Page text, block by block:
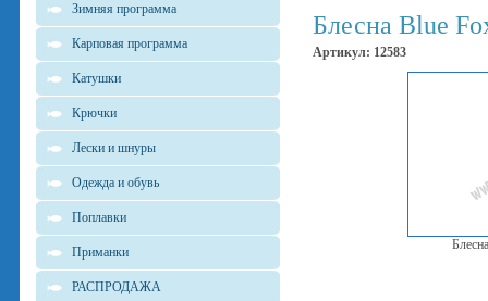
Зимняя программа
Карповая программа
Катушки
Крючки
Лески и шнуры
Одежда и обувь
Поплавки
Приманки
РАСПРОДАЖА
Блесна Blue
Артикул: 12583